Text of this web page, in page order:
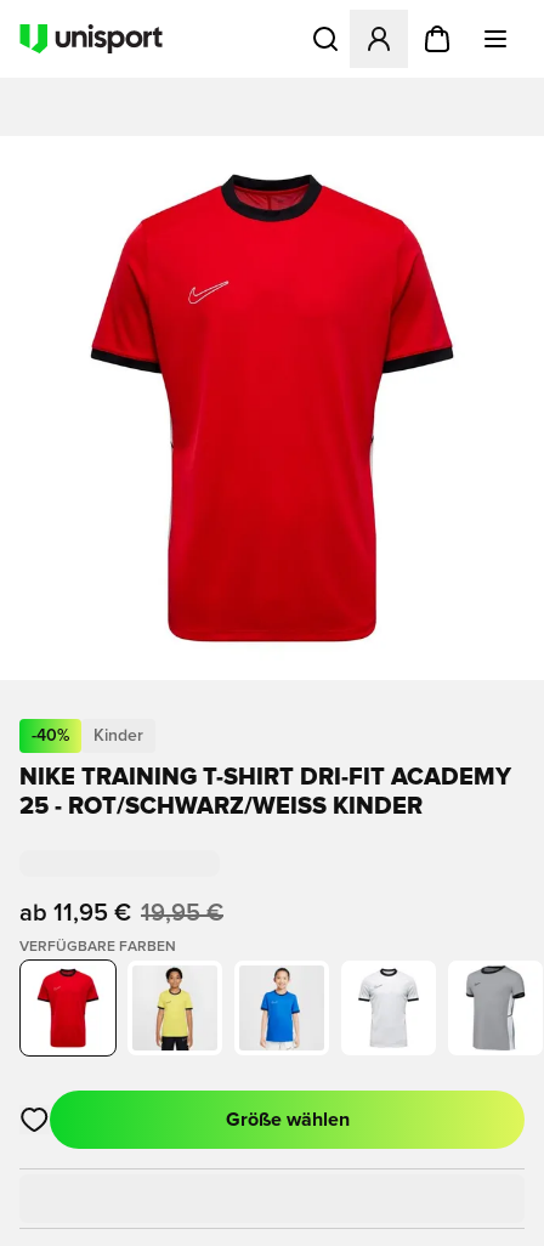
Öffnet ein neues Fenster
-40% Kinder
NIKE TRAINING T-SHIRT DRI-FIT ACADEMY
25 - ROT/SCHWARZ/WEISS KINDER
ab 11,95 € 19,95 €
VERFÜGBARE FARBEN
Öffnet ein neues Fenster zum Anmelden oder Registrieren
Größe wählen